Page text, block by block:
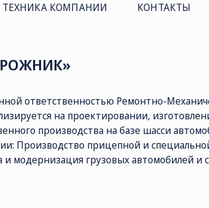
ТЕХНИКА КОМПАНИИ КОНТАКТЫ
ответственностью Ремонтно-
на проектировании,
производства на базе шасси
Производство прицепной и
и модернизация грузовых автомобилей и